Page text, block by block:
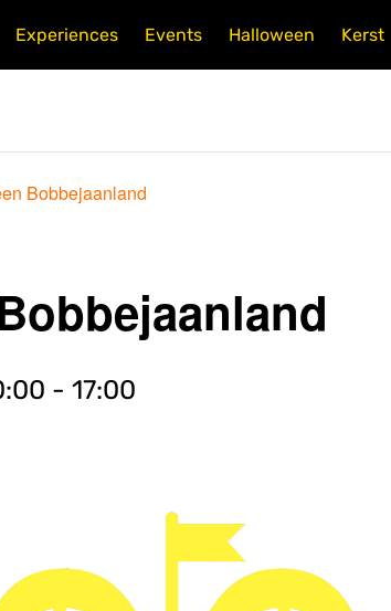
Experiences Events Halloween Kerst
Bobbejaanland
- 17:00